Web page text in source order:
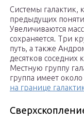
Системы галактик,
предыдущих
Увеличиваются
сохраняется. Три
путь, а также
десятков соседних
Местную группу
группа имеет
на границе